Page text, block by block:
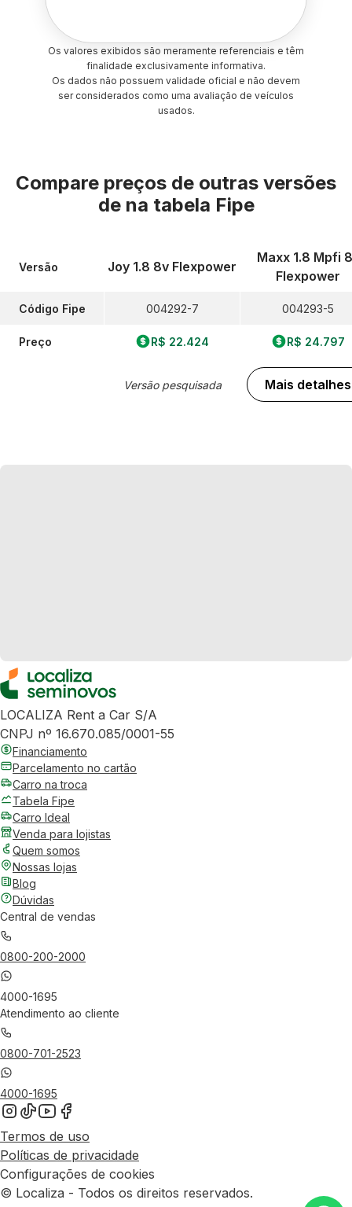
Os valores exibidos são meramente referenciais e têm
finalidade exclusivamente informativa.
Os dados não possuem validade oficial e não devem
ser considerados como uma avaliação de veículos
usados.
Compare preços de outras versões
de na tabela Fipe
Versão
Código Fipe
Preço
Joy 1.8 8v Flexpower
004292-7
R$ 22.424
Versão pesquisada
Maxx 1.8 Mpfi
Flexpower
004293-5
R$ 24.797
Mais detalhes
LOCALIZA Rent a Car S/A
CNPJ nº 16.670.085/0001-55
Financiamento
Parcelamento no cartão
Carro na troca
Tabela Fipe
Carro Ideal
Venda para lojistas
Quem somos
Nossas lojas
Blog
Dúvidas
Central de vendas
0800-200-2000
4000-1695
Atendimento ao cliente
0800-701-2523
4000-1695
Termos de uso
Políticas de privacidade
Configurações de cookies
© Localiza - Todos os direitos reservados.